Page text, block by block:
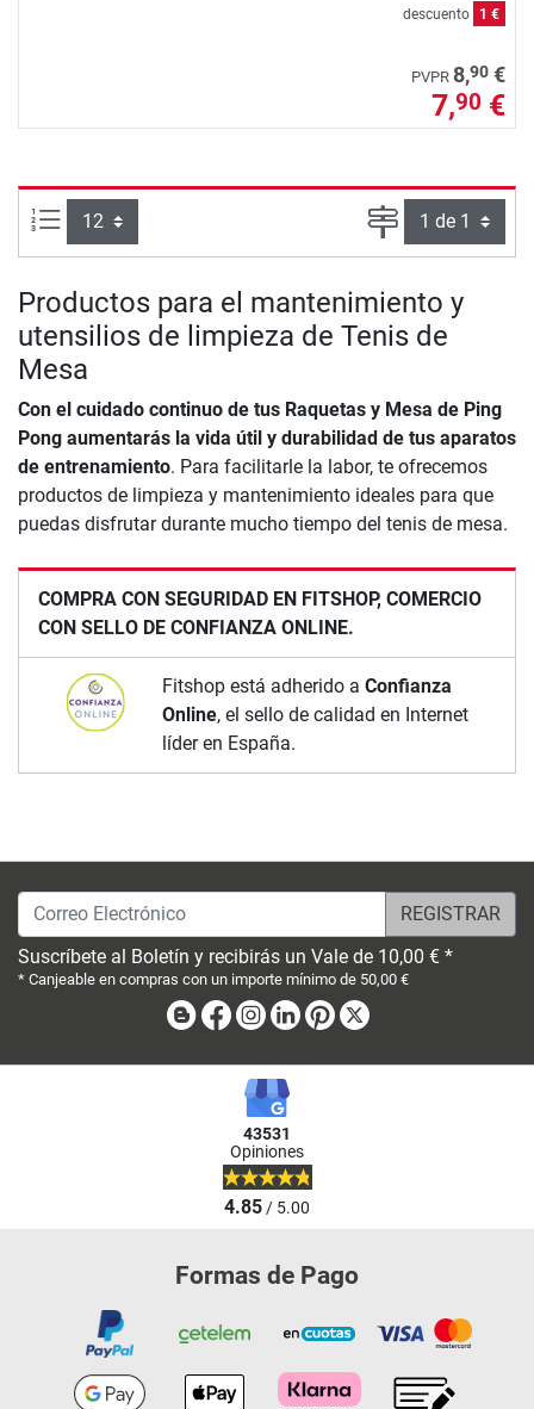
descuento 1 €
PVPR 8,90 €
7,90 €
Artículos por página: Página
COMPRA CON SEGURIDAD EN FITSHOP, COMERCIO
CON SELLO DE CONFIANZA ONLINE.
Fitshop está adherido a Confianza
Online, el sello de calidad en Internet
líder en España.
Productos para el mantenimiento y
utensilios de limpieza de Tenis de
Mesa
Con el cuidado continuo de tus Raquetas y Mesa de Ping
Pong aumentarás la vida útil y durabilidad de tus aparatos
de entrenamiento. Para facilitarle la labor, te ofrecemos
productos de limpieza y mantenimiento ideales para que
puedas disfrutar durante mucho tiempo del tenis de mesa.
Correo Electrónico
Suscríbete al Boletín y recibirás un Vale de 10,00 € *
* Canjeable en compras con un importe mínimo de 50,00 €
BlogFacebook
Instagram
LinkedinPinterest
43531
Opiniones
4.85/ 5.00
Formas de Pago